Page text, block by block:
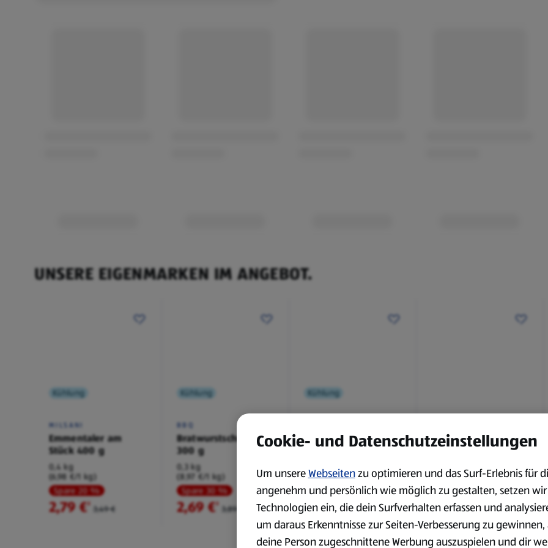
UNSERE EIGENMARKEN IM ANGEBOT.
Kühlung
MILSANI
Emmentaler am
Stück 400 g
0,4 kg
(6,98 €/1 kg)
Spare 20 %
2,79 €² 3,49 €
Kühlung
BBQ
Bratwurstschnecke
300 g
0,3 kg
(8,97 €/1 kg)
Spare 30 %
2,69 €² 3,89 €
Kühlung
Laugenbaguette mit
Kräuterbutter 175 g
0,18 kg
(4,51 €/1 kg)
Spare 38 %
0,79 €² 1,29 €
Bianco Toscana IGT
0,75 l
0,75 l
(3,72 €/1 l)
Spare 20 %
2,79 €² 3,49 €
Cookie- und Datenschutzeinstellungen
Um unsereWebseitenzu optimieren und das Surf-Erlebnis für
angenehm und persönlich wie möglich zu gestalten, setzen wir
Technologien ein, die dein Surfverhalten erfassen und
um daraus Erkenntnisse zur Seiten-Verbesserung zu gewinnen,
deine Person zugeschnittene Werbung auszuspielen und dir